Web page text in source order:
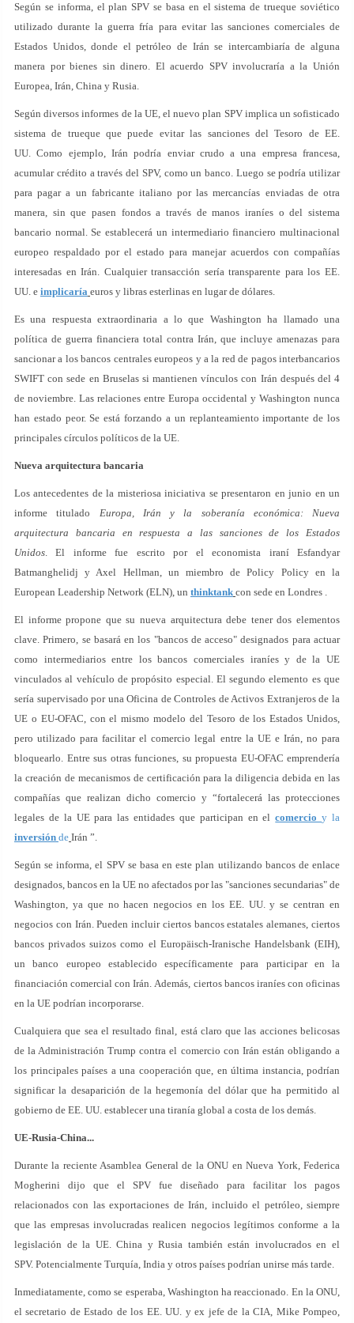
Según se informa, el plan SPV se basa en el sistema de trueque soviético
utilizado durante la guerra fría para evitar las sanciones comerciales de
Estados Unidos, donde el petróleo de Irán se intercambiaría de alguna
manera por bienes sin dinero. El acuerdo SPV involucraría a la Unión
Europea, Irán, China y Rusia.
Según diversos informes de la UE, el nuevo plan SPV implica un sofisticado
sistema de trueque que puede evitar las sanciones del Tesoro de EE.
UU. Como ejemplo, Irán podría enviar crudo a una empresa francesa,
acumular crédito a través del SPV, como un banco. Luego se podría utilizar
para pagar a un fabricante italiano por las mercancías enviadas de otra
manera, sin que pasen fondos a través de manos iraníes o del sistema
bancario normal. Se establecerá un intermediario financiero multinacional
europeo respaldado por el estado para manejar acuerdos con compañías
interesadas en Irán. Cualquier transacción sería transparente para los EE.
UU. e implicaría euros y libras esterlinas en lugar de dólares.
Es una respuesta extraordinaria a lo que Washington ha llamado una
política de guerra financiera total contra Irán, que incluye amenazas para
sancionar a los bancos centrales europeos y a la red de pagos interbancarios
SWIFT con sede en Bruselas si mantienen vínculos con Irán después del 4
de noviembre. Las relaciones entre Europa occidental y Washington nunca
han estado peor. Se está forzando a un replanteamiento importante de los
principales círculos políticos de la UE.
Nueva arquitectura bancaria
Los antecedentes de la misteriosa iniciativa se presentaron en junio en un
informe titulado Europa, Irán y la soberanía económica: Nueva
arquitectura bancaria en respuesta a las sanciones de los Estados
Unidos. El informe fue escrito por el economista iraní Esfandyar
Batmanghelidj y Axel Hellman, un miembro de Policy Policy en la
European Leadership Network (ELN), un thinktank con sede en Londres .
El informe propone que su nueva arquitectura debe tener dos elementos
clave. Primero, se basará en los "bancos de acceso" designados para actuar
como intermediarios entre los bancos comerciales iraníes y de la UE
vinculados al vehículo de propósito especial. El segundo elemento es que
sería supervisado por una Oficina de Controles de Activos Extranjeros de la
UE o EU-OFAC, con el mismo modelo del Tesoro de los Estados Unidos,
pero utilizado para facilitar el comercio legal entre la UE e Irán, no para
bloquearlo. Entre sus otras funciones, su propuesta EU-OFAC emprendería
la creación de mecanismos de certificación para la diligencia debida en las
compañías que realizan dicho comercio y “fortalecerá las protecciones
legales de la UE para las entidades que participan en elcomercioy la
inversión de Irán ”.
Según se informa, el SPV se basa en este plan utilizando bancos de enlace
designados, bancos en la UE no afectados por las "sanciones secundarias" de
Washington, ya que no hacen negocios en los EE. UU. y se centran en
negocios con Irán. Pueden incluir ciertos bancos estatales alemanes, ciertos
bancos privados suizos como el Europäisch-Iranische Handelsbank (EIH),
un banco europeo establecido específicamente para participar en la
financiación comercial con Irán. Además, ciertos bancos iraníes con oficinas
en la UE podrían incorporarse.
Cualquiera que sea el resultado final, está claro que las acciones belicosas
de la Administración Trump contra el comercio con Irán están obligando a
los principales países a una cooperación que, en última instancia, podrían
significar la desaparición de la hegemonía del dólar que ha permitido al
gobierno de EE. UU. establecer una tiranía global a costa de los demás.
UE-Rusia-China...
Durante la reciente Asamblea General de la ONU en Nueva York, Federica
Mogherini dijo que el SPV fue diseñado para facilitar los pagos
relacionados con las exportaciones de Irán, incluido el petróleo, siempre
que las empresas involucradas realicen negocios legítimos conforme a la
legislación de la UE. China y Rusia también están involucrados en el
SPV. Potencialmente Turquía, India y otros países podrían unirse más tarde.
Inmediatamente, como se esperaba, Washington ha reaccionado. En la ONU,
el secretario de Estado de los EE. UU. y ex jefe de la CIA, Mike Pompeo,